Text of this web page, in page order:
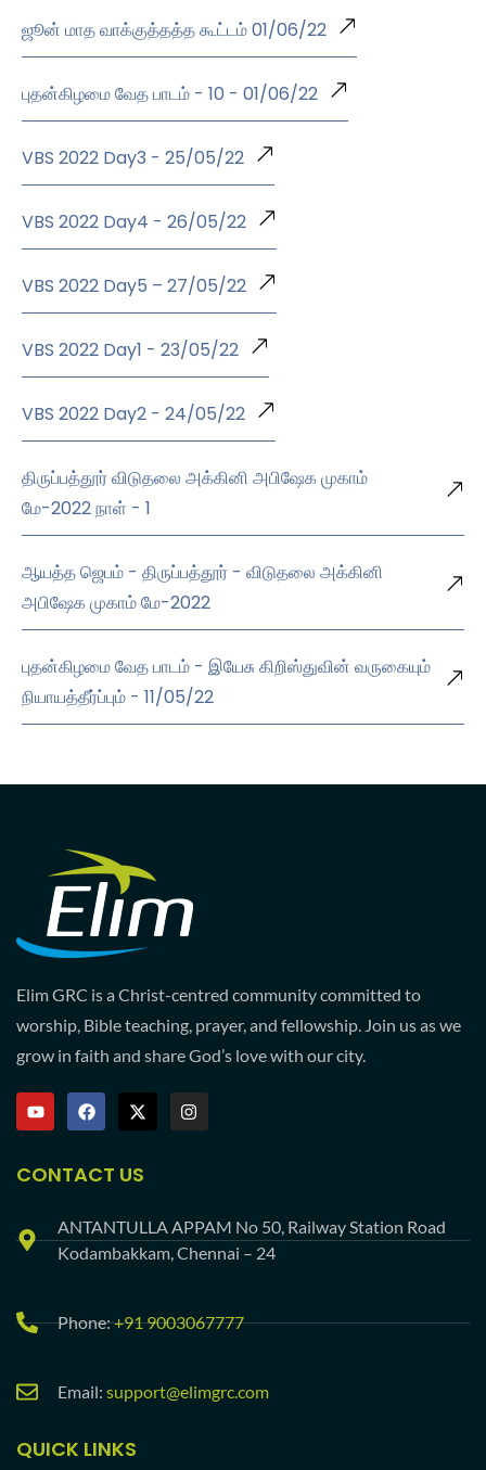
ஜூன் மாத வாக்குத்தத்த கூட்டம் 01/06/22
புதன்கிழமை வேத பாடம் - 10 - 01/06/22
VBS 2022 Day3 - 25/05/22
VBS 2022 Day4 - 26/05/22
VBS 2022 Day5 – 27/05/22
VBS 2022 Day1 - 23/05/22
VBS 2022 Day2 - 24/05/22
திருப்பத்தூர் விடுதலை அக்கினி அபிஷேக முகாம்
மே-2022 நாள் - 1
ஆயத்த ஜெபம் - திருப்பத்தூர் - விடுதலை அக்கினி
அபிஷேக முகாம் மே-2022
புதன்கிழமை வேத பாடம் - இயேசு கிறிஸ்துவின் வருகையும்
நியாயத்தீர்ப்பும் - 11/05/22
Elim GRC is a Christ-centred community committed to
worship, Bible teaching, prayer, and fellowship. Join us as we
grow in faith and share God’s love with our city.
CONTACT US
ANTANTULLA APPAM No 50, Railway Station Road
Kodambakkam, Chennai – 24
Phone:+91 9003067777
Email: support@elimgrc.com
QUICK LINKS